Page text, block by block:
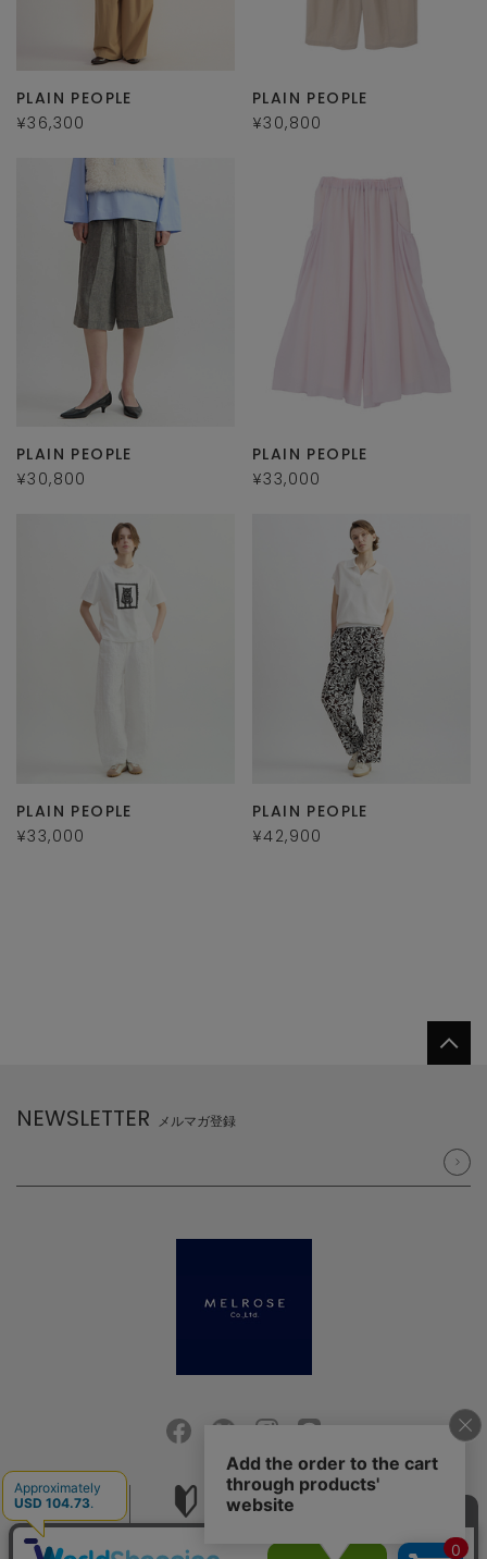
PLAIN PEOPLE
¥36,300
PLAIN PEOPLE
¥30,800
PLAIN PEOPLE
¥30,800
PLAIN PEOPLE
¥33,000
PLAIN PEOPLE
¥33,000
PLAIN PEOPLE
¥42,900
NEWSLETTER メルマガ登録
会社概要 採用情報 お問い合せ